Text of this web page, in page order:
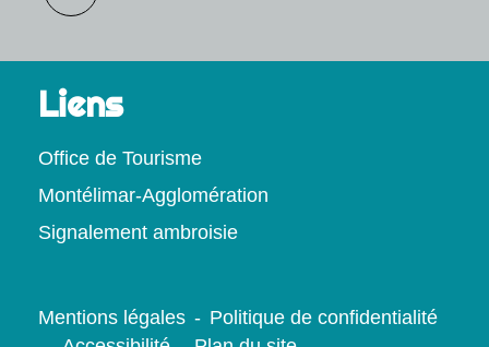
Liens
Office de Tourisme
Montélimar-Agglomération
Signalement ambroisie
Mentions légales - Politique de confidentialité